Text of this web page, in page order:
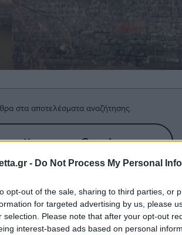
- Do Not Process My Personal
opt-out of the sale, sharing to third parties, or
for targeted advertising by us, please
selection. Please note that after your opt-out
interest-based ads based on personal
στα αποτελέσματα αναζήτησης.
στην Google
τρόπο ένα σκύλο
διάσωσης».